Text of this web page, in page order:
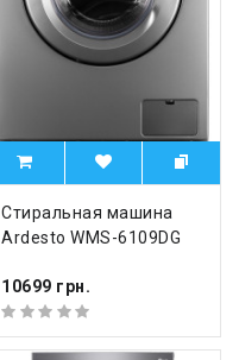
Стиральная машина
Ardesto WMS-6109DG
10699 грн.